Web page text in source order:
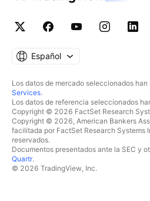
Español
Los datos de mercado seleccionados
Services.
Los datos de referencia seleccionados
Copyright © 2026 FactSet Research
Copyright © 2026, American Bankers
facilitada por FactSet Research Systems
reservados.
Documentos presentados ante la SEC y
Quartr.
© 2026 TradingView, Inc.